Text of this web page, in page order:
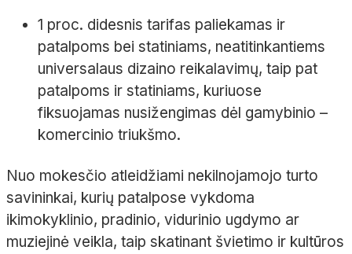
1 proc. didesnis tarifas paliekamas ir
patalpoms bei statiniams, neatitinkantiems
universalaus dizaino reikalavimų, taip pat
patalpoms ir statiniams, kuriuose
fiksuojamas nusižengimas dėl gamybinio –
komercinio triukšmo.
Nuo mokesčio atleidžiami nekilnojamojo turto
savininkai, kurių patalpose vykdoma
ikimokyklinio, pradinio, vidurinio ugdymo ar
muziejinė veikla, taip skatinant švietimo ir kultūros